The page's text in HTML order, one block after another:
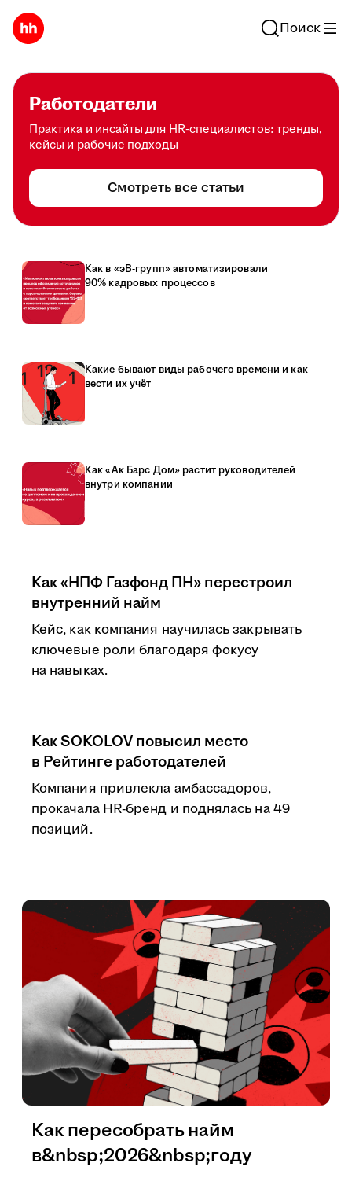
Поиск
Работодатели
Практика и инсайты для HR-специалистов: тренды,
кейсы и рабочие подходы
Смотреть все статьи
Как в «эВ-групп» автоматизировали
90% кадровых процессов
Какие бывают виды рабочего времени и как
вести их учёт
Как «Ак Барс Дом» растит руководителей
внутри компании
Как «НПФ Газфонд ПН» перестроил
внутренний найм
Кейс, как компания научилась закрывать
ключевые роли благодаря фокусу
на навыках.
Как SOKOLOV повысил место
в Рейтинге работодателей
Компания привлекла амбассадоров,
прокачала HR-бренд и поднялась на 49
позиций.
Как пересобрать найм
в&nbsp;2026&nbsp;году